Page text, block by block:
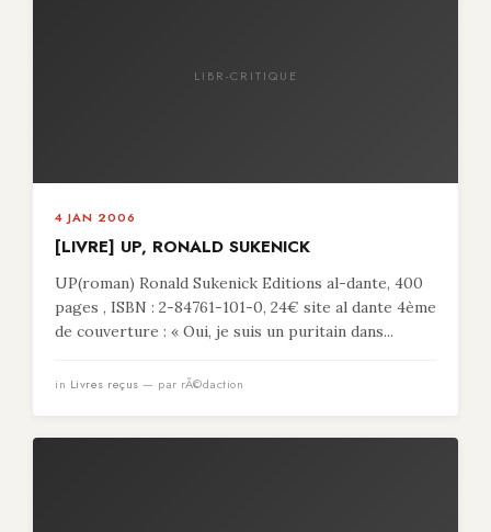
LIBR-CRITIQUE
4 JAN 2006
[LIVRE] UP, RONALD SUKENICK
UP(roman) Ronald Sukenick Editions al-dante, 400
pages , ISBN : 2-84761-101-0, 24€ site al dante 4ème
de couverture : « Oui, je suis un puritain dans...
in Livres reçus — par rÃ©daction